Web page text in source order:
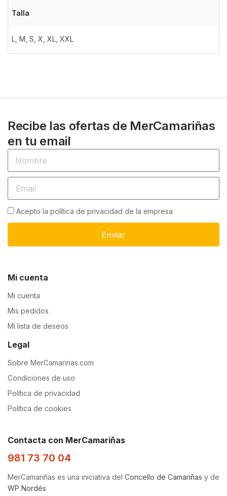
Talla
L M S X XL XXL
Recibe las ofertas de MerCamariñas
en tu email
Acepto la política de privacidad de la empresa
Enviar
Mi cuenta
Mi cuenta
Mis pedidos
Mi lista de deseos
Legal
Sobre MerCamarinas.com
Condiciones de uso
Política de privacidad
Política de cookies
Contacta con MerCamariñas
981 73 70 04
MerCamariñas es una iniciativa del Concello de Camariñas y de
WP Nordés